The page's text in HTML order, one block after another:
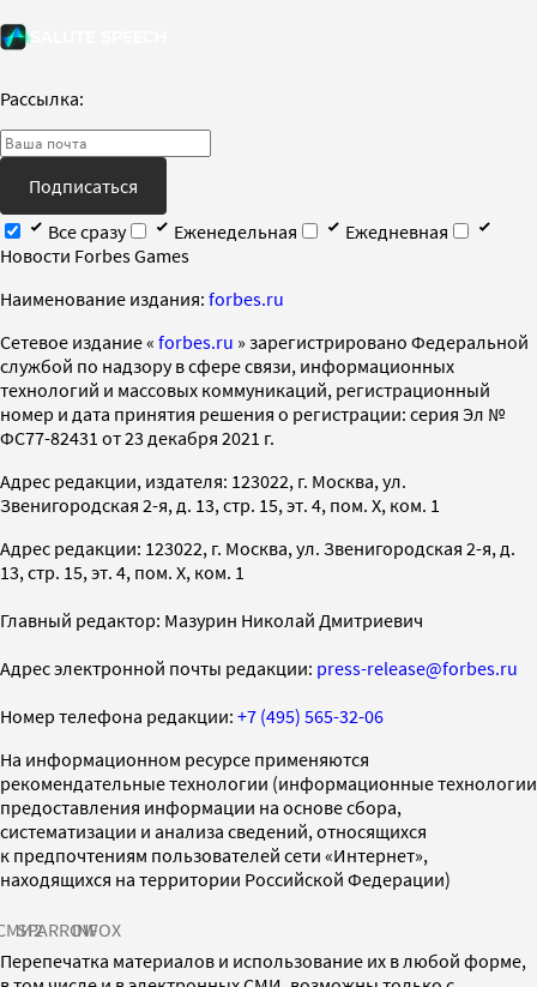
Рассылка:
Подписаться
Все сразу
Еженедельная
Ежедневная
Новости Forbes Games
Наименование издания: forbes.ru
Cетевое издание « forbes.ru » зарегистрировано Федеральной
службой по надзору в сфере связи, информационных
технологий и массовых коммуникаций, регистрационный
номер и дата принятия решения о регистрации: серия Эл №
ФС77-82431 от 23 декабря 2021 г.
Адрес редакции, издателя: 123022, г. Москва, ул.
Звенигородская 2-я, д. 13, стр. 15, эт. 4, пом. X, ком. 1
Адрес редакции: 123022, г. Москва, ул. Звенигородская 2-я, д.
13, стр. 15, эт. 4, пом. X, ком. 1
Главный редактор: Мазурин Николай Дмитриевич
Адрес электронной почты редакции: press-release@forbes.ru
Номер телефона редакции: +7 (495) 565-32-06
На информационном ресурсе применяются
рекомендательные технологии (информационные технологии
предоставления информации на основе сбора,
систематизации и анализа сведений, относящихся
к предпочтениям пользователей сети «Интернет»,
находящихся на территории Российской Федерации)
SPARROWINFOX
Перепечатка материалов и использование их в любой форме,